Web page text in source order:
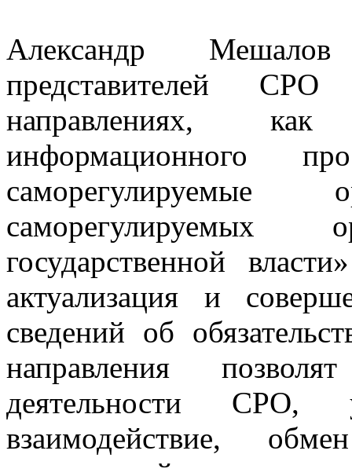
Александр
представителей
направлениях,
информационного
государственной
актуализация и
сведений об
направления
деятельности СРО,
взаимодействие,